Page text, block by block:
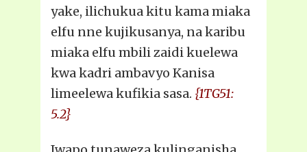
yake, ilichukua kitu kama miaka
elfu nne kujikusanya, na karibu
miaka elfu mbili zaidi kuelewa
kwa kadri ambavyo Kanisa
limeelewa kufikia sasa. {1TG51:
5.2}